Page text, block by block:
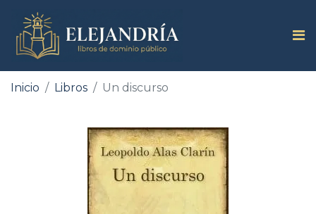
Inicio Libros Un discurso